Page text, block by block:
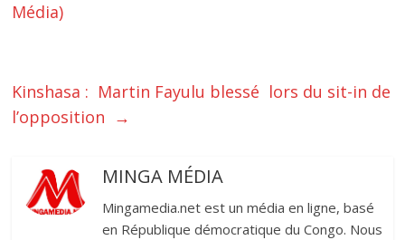
Média)‎
Kinshasa : Martin Fayulu blessé lors du sit-in de
l’opposition ‎ →
MINGA MÉDIA
Mingamedia.net est un média en ligne, basé
en République démocratique du Congo. Nous